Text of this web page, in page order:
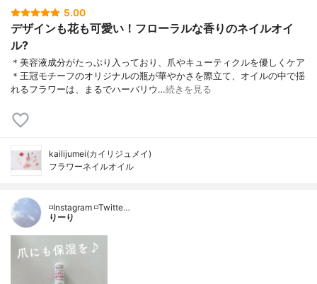
5.00
デザインも花も可愛い！フローラルな香りのネイルオイ
ル?
＊美容液成分がたっぷり入っており、爪やキューティクルを優しくケア
＊王冠モチーフのオリジナルの瓶が華やかさを際立て、オイルの中で揺
れるフラワーは、まるでハーバリウ…続きを見る
kailijumei(カイリジュメイ)
フラワーネイルオイル
◽️Instagram ◽️Twitte…
りーり